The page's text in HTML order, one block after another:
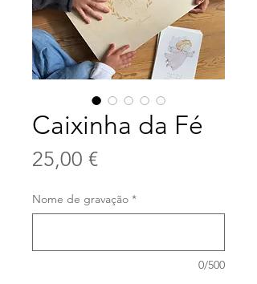
Caixinha da Fé
25,00 €Precio
Nome de gravação *
0/500